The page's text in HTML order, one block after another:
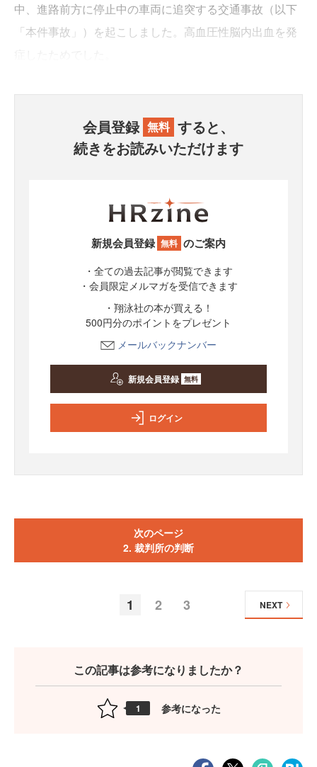
中、進路前方に停止中の車両に追突する交通事故（以下
「本件事故」）を起こしました。高血圧性脳内出血を発
会員登録 無料 すると、
続きをお読みいただけます
新規会員登録 無料 のご案内
・全ての過去記事が閲覧できます
・会員限定メルマガを受信できます
・翔泳社の本が買える！
500円分のポイントをプレゼント
メールバックナンバー
新規会員登録 無料
ログイン
次のページ
2. 裁判所の判断
1 2 3 NEXT
この記事は参考になりましたか？
1 参考になった